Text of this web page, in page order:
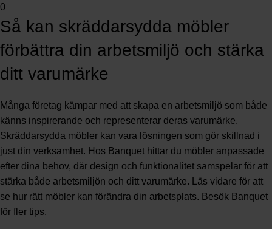
0
Så kan skräddarsydda möbler
förbättra din arbetsmiljö och stärka
ditt varumärke
Många företag kämpar med att skapa en arbetsmiljö som både
känns inspirerande och representerar deras varumärke.
Skräddarsydda möbler kan vara lösningen som gör skillnad i
just din verksamhet. Hos Banquet hittar du möbler anpassade
efter dina behov, där design och funktionalitet samspelar för att
stärka både arbetsmiljön och ditt varumärke. Läs vidare för att
se hur rätt möbler kan förändra din arbetsplats. Besök Banquet
för fler tips.